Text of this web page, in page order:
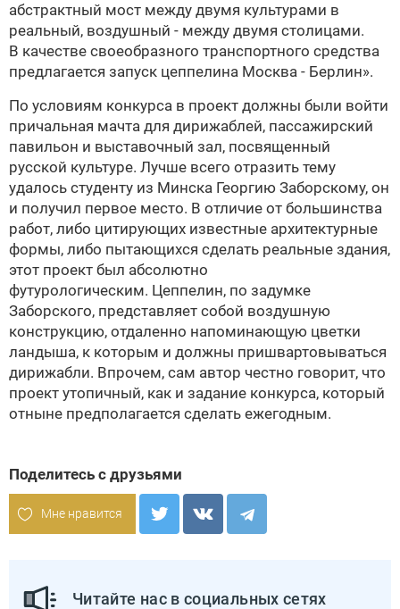
абстрактный мост между двумя культурами в
реальный, воздушный - между двумя столицами.
В качестве своеобразного транспортного средства
предлагается запуск цеппелина Москва - Берлин».
По условиям конкурса в проект должны были войти
причальная мачта для дирижаблей, пассажирский
павильон и выставочный зал, посвященный
русской культуре. Лучше всего отразить тему
удалось студенту из Минска Георгию Заборскому, он
и получил первое место. В отличие от большинства
работ, либо цитирующих известные архитектурные
формы, либо пытающихся сделать реальные здания,
этот проект был абсолютно
футурологическим. Цеппелин, по задумке
Заборского, представляет собой воздушную
конструкцию, отдаленно напоминающую цветки
ландыша, к которым и должны пришвартовываться
дирижабли. Впрочем, сам автор честно говорит, что
проект утопичный, как и задание конкурса, который
отныне предполагается сделать ежегодным.
Поделитесь с друзьями
Мне нравится
Читайте нас в социальных сетях